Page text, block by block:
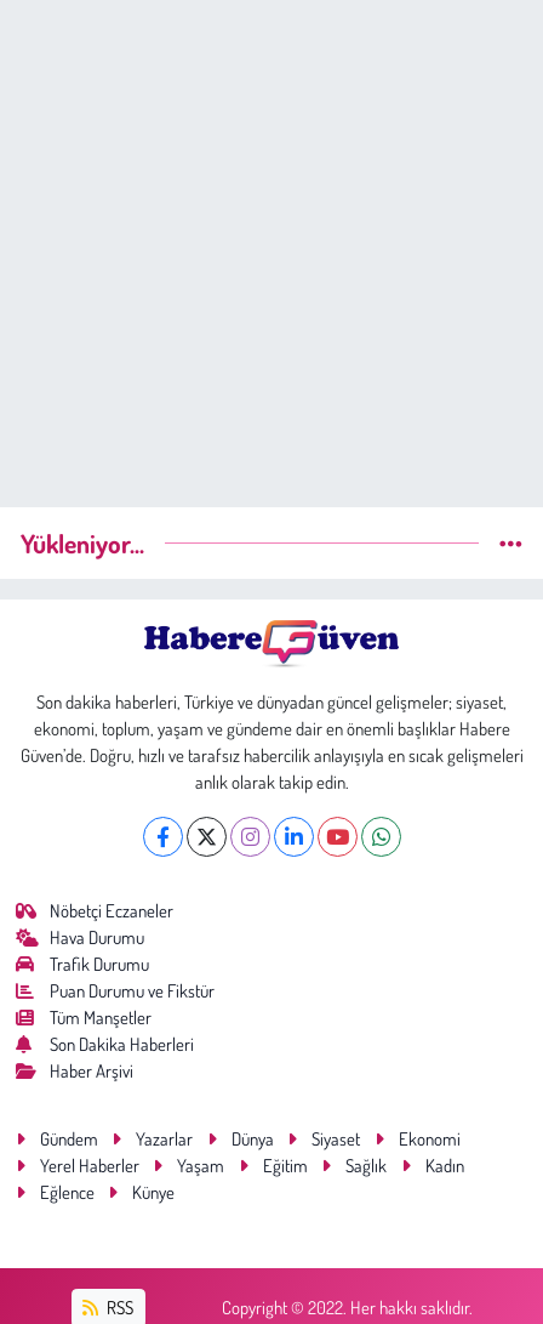
Yükleniyor...
Son dakika haberleri, Türkiye ve dünyadan güncel gelişmeler; siyaset,
ekonomi, toplum, yaşam ve gündeme dair en önemli başlıklar Habere
Güven’de. Doğru, hızlı ve tarafsız habercilik anlayışıyla en sıcak gelişmeleri
anlık olarak takip edin.
Nöbetçi Eczaneler
Hava Durumu
Trafik Durumu
Puan Durumu ve Fikstür
Tüm Manşetler
Son Dakika Haberleri
Haber Arşivi
Gündem Yazarlar Dünya Siyaset
Ekonomi
Yerel Haberler
Yaşam Eğitim Sağlık
Kadın
Eğlence
Künye
RSS Copyright © 2022. Her hakkı saklıdır.